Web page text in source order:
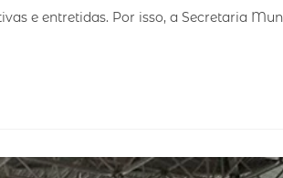
e entretidas. Por isso, a Secretaria